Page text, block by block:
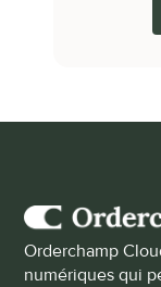
Orderchamp
numériques qui